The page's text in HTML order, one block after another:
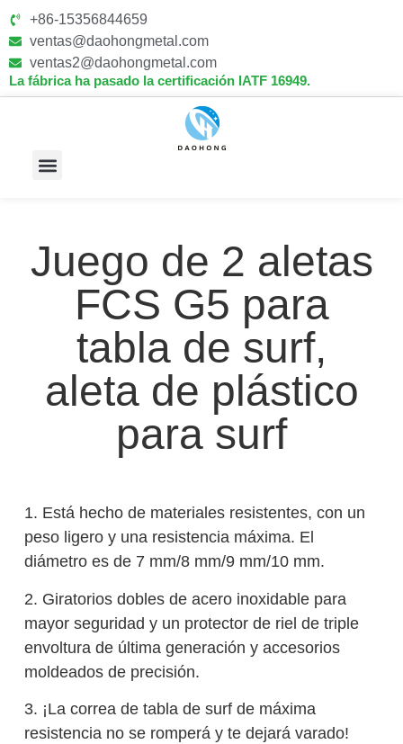
+86-15356844659
ventas@daohongmetal.com
ventas2@daohongmetal.com
La fábrica ha pasado la certificación IATF 16949.
Juego de 2 aletas
FCS G5 para
tabla de surf,
aleta de plástico
para surf
1. Está hecho de materiales resistentes, con un
peso ligero y una resistencia máxima. El
diámetro es de 7 mm/8 mm/9 mm/10 mm.
2. Giratorios dobles de acero inoxidable para
mayor seguridad y un protector de riel de triple
envoltura de última generación y accesorios
moldeados de precisión.
3. ¡La correa de tabla de surf de máxima
resistencia no se romperá y te dejará varado!